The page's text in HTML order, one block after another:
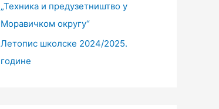
„Техника и предузетништво у
Моравичком округу“
Летопис школске 2024/2025.
године